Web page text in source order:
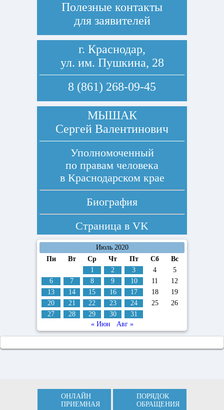
Полезные контакты
для заявителей
г. Краснодар,
ул. им. Пушкина, 28
8 (861) 268-09-45
МЫШАК
Сергей Валентинович
Уполномоченный
по правам человека
в Краснодарском крае
Биография
Страница в VK
Июль 2020
Пн
Вт Ср Чт Пт Сб
Вс
1
2 3 4
5
6
7 8 9 10 11
12
13
14 15 16 17 18
19
20
21 22 23 24 25
26
27
28 29 30
31
« Июн
Авг »
ОНЛАЙН
ПРИЕМНАЯ
ПОРЯДОК
ОБРАЩЕНИЯ